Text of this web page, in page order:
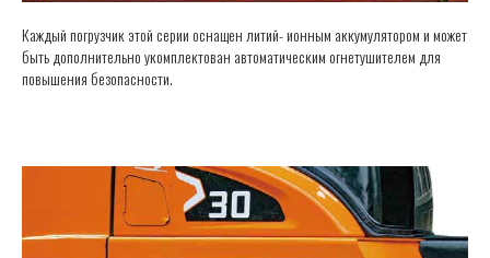
Каждый погрузчик этой серии оснащен литий- ионным аккумулятором и может
быть дополнительно укомплектован автоматическим огнетушителем для
повышения безопасности.